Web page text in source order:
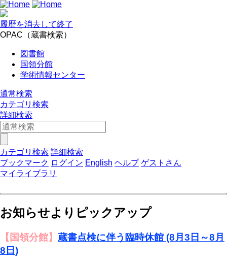
履歴を消去して終了
OPAC（蔵書検索）
図書館
国領分館
学術情報センター
通常検索
カテゴリ検索
詳細検索
カテゴリ検索 詳細検索
ブックマーク ログイン English ヘルプ ゲストさん
マイライブラリ
お知らせよりピックアップ
【国領分館】 蔵書点検に伴う臨時休館 (8月3日～8月
8日)